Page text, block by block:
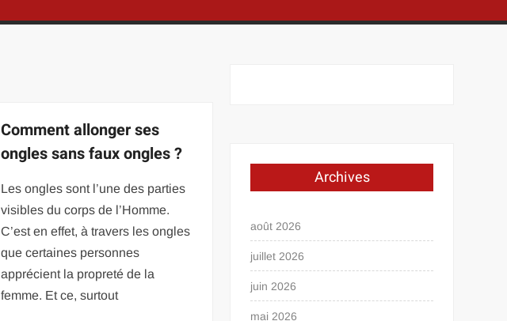
Comment allonger ses
ongles sans faux ongles ?
Les ongles sont l’une des parties
visibles du corps de l’Homme.
C’est en effet, à travers les ongles
que certaines personnes
apprécient la propreté de la
femme. Et ce, surtout
Archives
août 2026
juillet 2026
juin 2026
mai 2026